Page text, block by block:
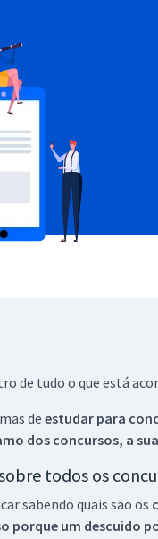
de tudo o que está
de estudar para
dosconcursos, a
todos os
sabendo quais são os
porque um descuido